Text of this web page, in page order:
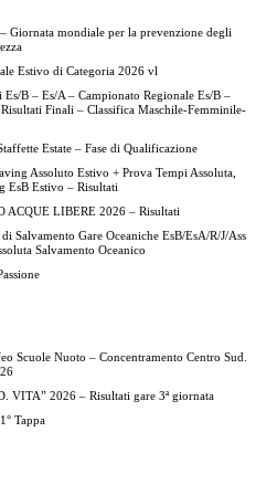
Giornata mondiale per la prevenzione degli
Estivo di Categoria 2026 vl
B – Es/A – Campionato Regionale Es/B –
Finali – Classifica Maschile-Femminile-
Estate – Fase di Qualificazione
Assoluto Estivo + Prova Tempi Assoluta,
EsB Estivo – Risultati
LIBERE 2026 – Risultati
Salvamento Gare Oceaniche EsB/EsA/R/J/Ass
Salvamento Oceanico
Scuole Nuoto – Concentramento Centro Sud.
VITA” 2026 – Risultati gare 3ª giornata
Tappa